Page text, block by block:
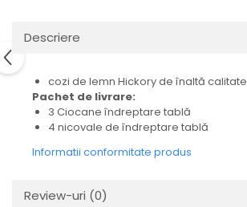
Descriere
cozi de lemn Hickory de înaltă calitate
Pachet de livrare:
3 Ciocane îndreptare tablă
4 nicovale de îndreptare tablă
Informatii conformitate produs
Review-uri (0)